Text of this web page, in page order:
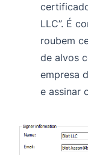
LLC”. É
roubem
de alvos
empresa
e assinar